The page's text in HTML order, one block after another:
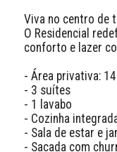
Viva no centro de
O Residencial
conforto e lazer
- Área privativa:
- 3 suítes
- 1 lavabo
- Cozinha
- Sala de estar e
- Sacada com